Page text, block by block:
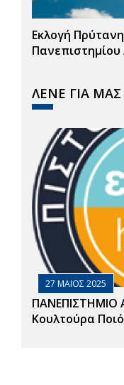
Εκλογή
Πανεπιστημίου
ΛΕΝΕ ΓΙΑ ΜΑΣ
27 ΜΑΙΟΣ 2025
ΠΑΝΕΠΙΣΤΗΜΙΟ
Κουλτούρα